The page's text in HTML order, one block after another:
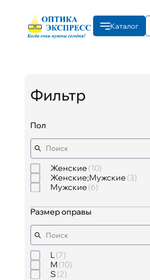
Каталог
Фильтр
Пол
Женские 10
Женские;Мужские 3
Мужские 6
Размер оправы
L 7
M 10
S 2